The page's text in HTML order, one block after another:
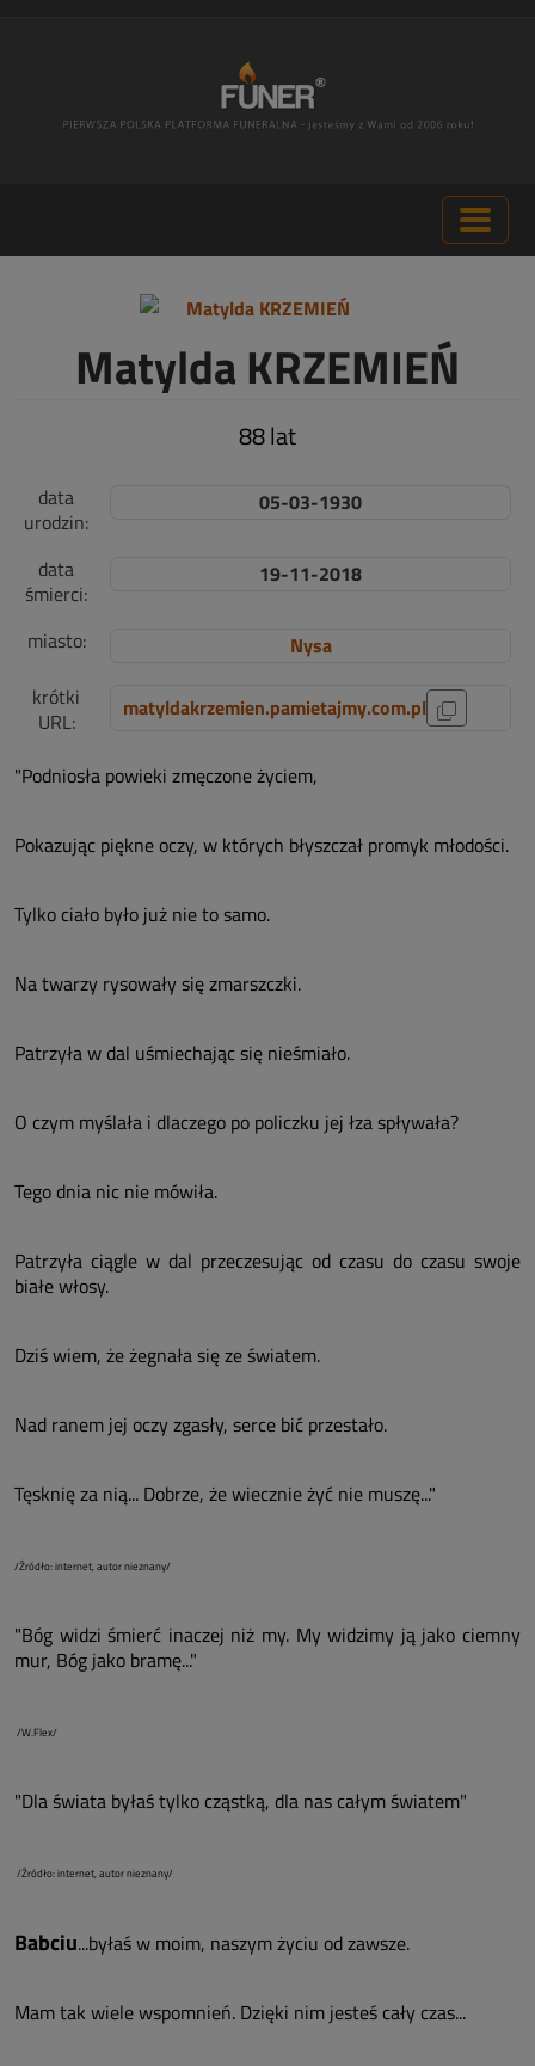
Matylda KRZEMIEŃ
88 lat
data
urodzin:
05-03-1930
data
śmierci:
19-11-2018
miasto:
Nysa
krótki
URL:
matyldakrzemien.pamietajmy.com.pl
"Podniosła powieki zmęczone życiem,
Pokazując piękne oczy, w których błyszczał promyk młodości.
Tylko ciało było już nie to samo.
Na twarzy rysowały się zmarszczki.
Patrzyła w dal uśmiechając się nieśmiało.
O czym myślała i dlaczego po policzku jej łza spływała?
Tego dnia nic nie mówiła.
Patrzyła ciągle w dal przeczesując od czasu do czasu swoje
białe włosy.
Dziś wiem, że żegnała się ze światem.
Nad ranem jej oczy zgasły, serce bić przestało.
Tęsknię za nią... Dobrze, że wiecznie żyć nie muszę..."
/Źródło: internet, autor nieznany/
"Bóg widzi śmierć inaczej niż my. My widzimy ją jako ciemny
mur, Bóg jako bramę..."
/W.Flex/
"Dla świata byłaś tylko cząstką, dla nas całym światem"
/Źródło: internet, autor nieznany/
Babciu...byłaś w moim, naszym życiu od zawsze.
Mam tak wiele wspomnień. Dzięki nim jesteś cały czas...